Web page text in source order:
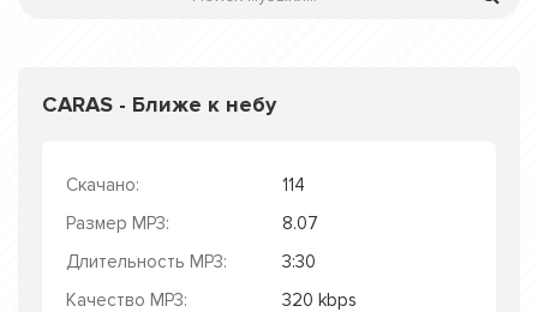
CARAS - Ближе к небу
Скачано:
114
Размер MP3:
8.07
Длительность MP3:
3:30
Качество MP3:
320 kbps